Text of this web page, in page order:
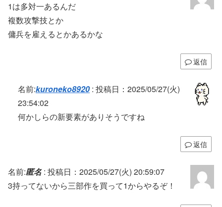
1は多対一あるんだ
複数攻撃技とか
傭兵を雇えるとかあるかな
返信
名前:kuroneko8920: 投稿日：2025/05/27(火)
23:54:02
何かしらの新要素がありそうですね
返信
名前:匿名: 投稿日：2025/05/27(火) 20:59:07
3持ってないから三部作を買って1からやるぞ！